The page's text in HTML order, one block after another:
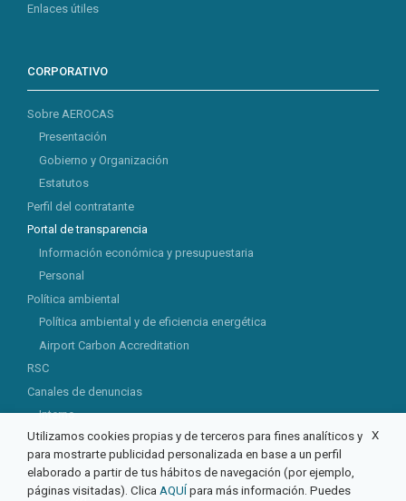
Enlaces útiles
CORPORATIVO
Sobre AEROCAS
Presentación
Gobierno y Organización
Estatutos
Perfil del contratante
Portal de transparencia
Información económica y presupuestaria
Personal
Política ambiental
Política ambiental y de eficiencia energética
Airport Carbon Accreditation
RSC
Canales de denuncias
Interno
Externo
X
Utilizamos cookies propias y de terceros para fines analíticos y
para mostrarte publicidad personalizada en base a un perfil
elaborado a partir de tus hábitos de navegación (por ejemplo,
páginas visitadas). Clica AQUÍ para más información. Puedes